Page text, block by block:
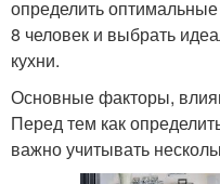
определить
8 человек и выбрать
кухни.
Основные факторы,
Перед тем как
важно учитывать